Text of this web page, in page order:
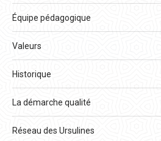
Équipe pédagogique
Valeurs
Historique
La démarche qualité
Réseau des Ursulines